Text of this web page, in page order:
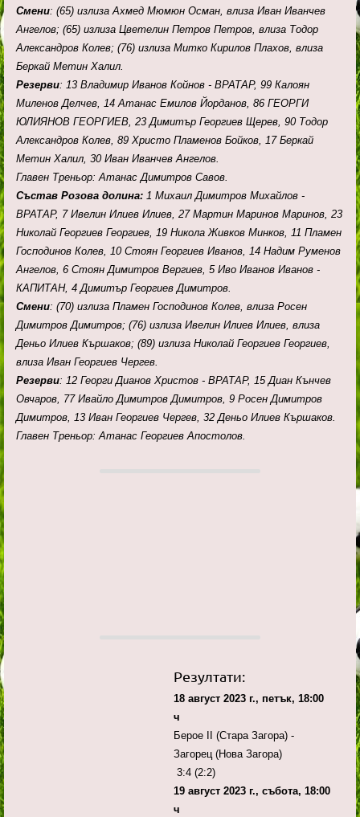
Смени: (65) излиза Ахмед Мюмюн Осман, влиза Иван Иванчев
Ангелов; (65) излиза Цветелин Петров Петров, влиза Тодор
Александров Колев; (76) излиза Митко Кирилов Плахов, влиза
Беркай Метин Халил.
Резерви: 13 Владимир Иванов Койнов - ВРАТАР, 99 Калоян
Миленов Делчев, 14 Атанас Емилов Йорданов, 86 ГЕОРГИ
ЮЛИЯНОВ ГЕОРГИЕВ, 23 Димитър Георгиев Щерев, 90 Тодор
Александров Колев, 89 Христо Пламенов Бойков, 17 Беркай
Метин Халил, 30 Иван Иванчев Ангелов.
Главен Треньор: Атанас Димитров Савов.
Състав Розова долина: 1 Михаил Димитров Михайлов -
ВРАТАР, 7 Ивелин Илиев Илиев, 27 Мартин Маринов Маринов, 23
Николай Георгиев Георгиев, 19 Никола Живков Минков, 11 Пламен
Господинов Колев, 10 Стоян Георгиев Иванов, 14 Надим Руменов
Ангелов, 6 Стоян Димитров Вергиев, 5 Иво Иванов Иванов -
КАПИТАН, 4 Димитър Георгиев Димитров.
Смени: (70) излиза Пламен Господинов Колев, влиза Росен
Димитров Димитров; (76) излиза Ивелин Илиев Илиев, влиза
Деньо Илиев Кършаков; (89) излиза Николай Георгиев Георгиев,
влиза Иван Георгиев Чергев.
Резерви: 12 Георги Дианов Христов - ВРАТАР, 15 Диан Кънчев
Овчаров, 77 Ивайло Димитров Димитров, 9 Росен Димитров
Димитров, 13 Иван Георгиев Чергев, 32 Деньо Илиев Кършаков.
Главен Треньор: Атанас Георгиев Апостолов.
Резултати:
18 август 2023 г., петък, 18:00
ч
Берое II (Стара Загора) -
Загорец (Нова Загора)
3:4 (2:2)
19 август 2023 г., събота, 18:00
ч